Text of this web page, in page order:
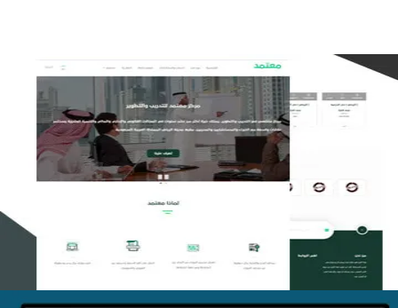
تصميم منصة معتمد للتدريب
التفاصيل